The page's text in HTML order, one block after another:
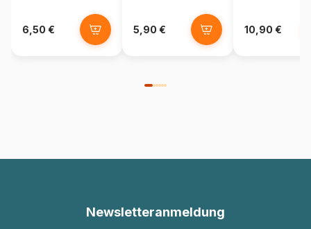
6,50 € 5,90 € 10,90 €
Newsletteranmeldung